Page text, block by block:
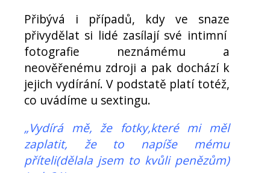
Přibývá i případů, kdy ve snaze
přivydělat si lidé zasílají své intimní
fotografie neznámému a
neověřenému zdroji a pak dochází k
jejich vydírání. V podstatě platí totéž,
co uvádíme u sextingu.
„Vydírá mě, že fotky,které mi měl
zaplatit, že to napíše mému
příteli(dělala jsem to kvůli penězům)